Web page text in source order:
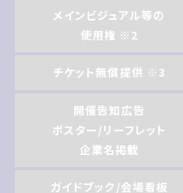
使用いただけます 企業と市民
ご活用ください
メインビジュアル等の
使用権 ※2
チケット無償提供 ※3
開催告知広告
ポスター/リーフレット
企業名掲載
ガイドブック/会場看板